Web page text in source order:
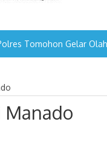
Tomohon Gelar
Manado